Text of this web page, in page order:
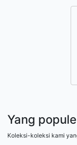
Yang
Koleksi-koleksi kami